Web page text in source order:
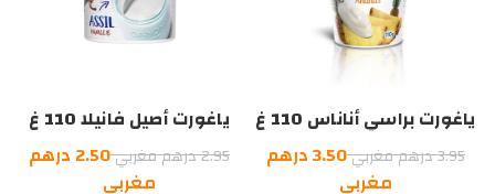
ياغورت براسي أناناس 110 غ
3.95درهم مغربيالسعر
الأصلي
3.50درهم
مغربي
ياغورت أصيل فانيلا 110 غ
2.95درهم مغربيالسعر
الأصلي
2.50 درهم
مغربي